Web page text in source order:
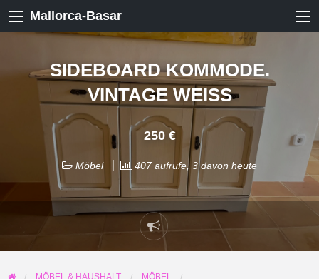
Mallorca-Basar
SIDEBOARD KOMMODE.
VINTAGE WEISS
250 €
Möbel 407 aufrufe, 3 davon heute
Problem
melden
MÖBEL & HAUSHALT
MÖBEL